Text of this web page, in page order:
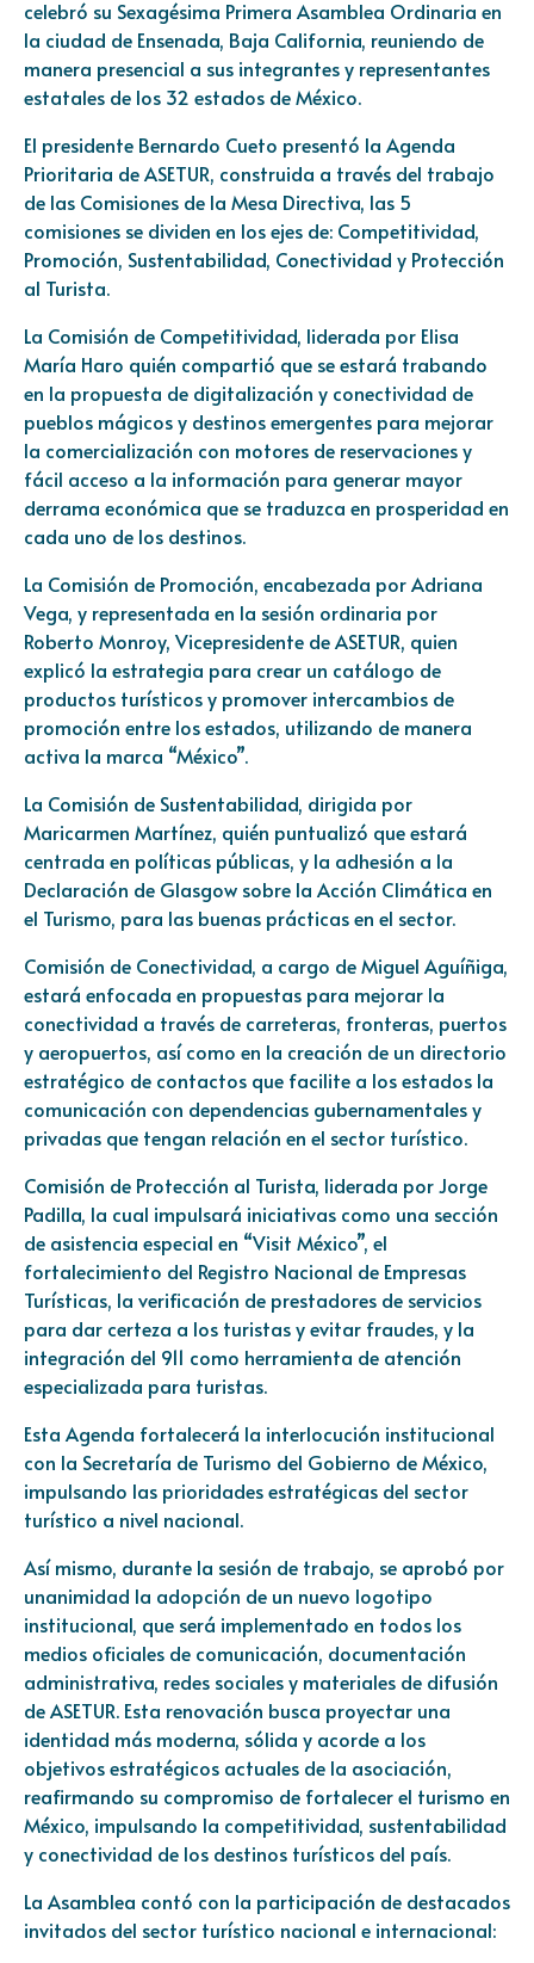
celebró su Sexagésima Primera Asamblea Ordinaria en
la ciudad de Ensenada, Baja California, reuniendo de
manera presencial a sus integrantes y representantes
estatales de los 32 estados de México.
El presidente Bernardo Cueto presentó la Agenda
Prioritaria de ASETUR, construida a través del trabajo
de las Comisiones de la Mesa Directiva, las 5
comisiones se dividen en los ejes de: Competitividad,
Promoción, Sustentabilidad, Conectividad y Protección
al Turista.
La Comisión de Competitividad, liderada por Elisa
María Haro quién compartió que se estará trabando
en la propuesta de digitalización y conectividad de
pueblos mágicos y destinos emergentes para mejorar
la comercialización con motores de reservaciones y
fácil acceso a la información para generar mayor
derrama económica que se traduzca en prosperidad en
cada uno de los destinos.
La Comisión de Promoción, encabezada por Adriana
Vega, y representada en la sesión ordinaria por
Roberto Monroy, Vicepresidente de ASETUR, quien
explicó la estrategia para crear un catálogo de
productos turísticos y promover intercambios de
promoción entre los estados, utilizando de manera
activa la marca “México”.
La Comisión de Sustentabilidad, dirigida por
Maricarmen Martínez, quién puntualizó que estará
centrada en políticas públicas, y la adhesión a la
Declaración de Glasgow sobre la Acción Climática en
el Turismo, para las buenas prácticas en el sector.
Comisión de Conectividad, a cargo de Miguel Aguíñiga,
estará enfocada en propuestas para mejorar la
conectividad a través de carreteras, fronteras, puertos
y aeropuertos, así como en la creación de un directorio
estratégico de contactos que facilite a los estados la
comunicación con dependencias gubernamentales y
privadas que tengan relación en el sector turístico.
Comisión de Protección al Turista, liderada por Jorge
Padilla, la cual impulsará iniciativas como una sección
de asistencia especial en “Visit México”, el
fortalecimiento del Registro Nacional de Empresas
Turísticas, la verificación de prestadores de servicios
para dar certeza a los turistas y evitar fraudes, y la
integración del 911 como herramienta de atención
especializada para turistas.
Esta Agenda fortalecerá la interlocución institucional
con la Secretaría de Turismo del Gobierno de México,
impulsando las prioridades estratégicas del sector
turístico a nivel nacional.
Así mismo, durante la sesión de trabajo, se aprobó por
unanimidad la adopción de un nuevo logotipo
institucional, que será implementado en todos los
medios oficiales de comunicación, documentación
administrativa, redes sociales y materiales de difusión
de ASETUR. Esta renovación busca proyectar una
identidad más moderna, sólida y acorde a los
objetivos estratégicos actuales de la asociación,
reafirmando su compromiso de fortalecer el turismo en
México, impulsando la competitividad, sustentabilidad
y conectividad de los destinos turísticos del país.
La Asamblea contó con la participación de destacados
invitados del sector turístico nacional e internacional: